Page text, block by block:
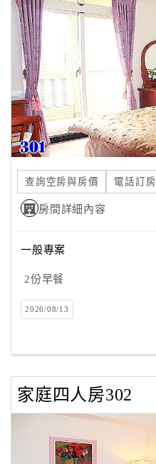
訂
房
請
款
收
據
合
作
提
案
店
作
商
合
作
查詢空房與房價 電話訂房
房間詳細內容
一般專案
2份早餐
2026/08/13
家庭四人房302